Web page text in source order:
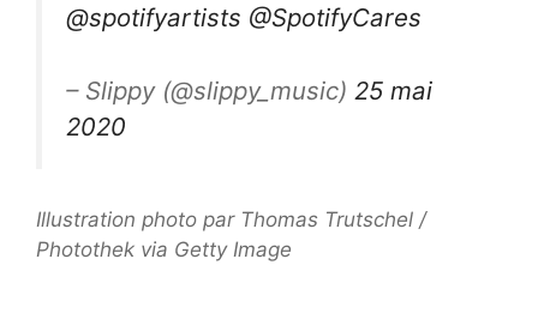
@spotifyartists @SpotifyCares
– Slippy (@slippy_music) 25 mai
2020
Illustration photo par Thomas Trutschel /
Photothek via Getty Image